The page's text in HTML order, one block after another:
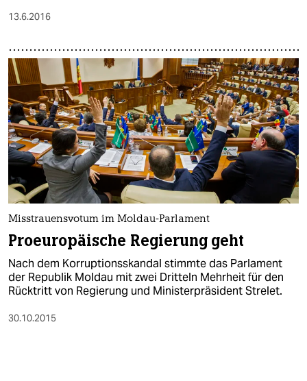
13.6.2016
Misstrauensvotum im Moldau-Parlament
Proeuropäische Regierung geht
Nach dem Korruptionsskandal stimmte das Parlament
der Republik Moldau mit zwei Dritteln Mehrheit für den
Rücktritt von Regierung und Ministerpräsident Strelet.
30.10.2015